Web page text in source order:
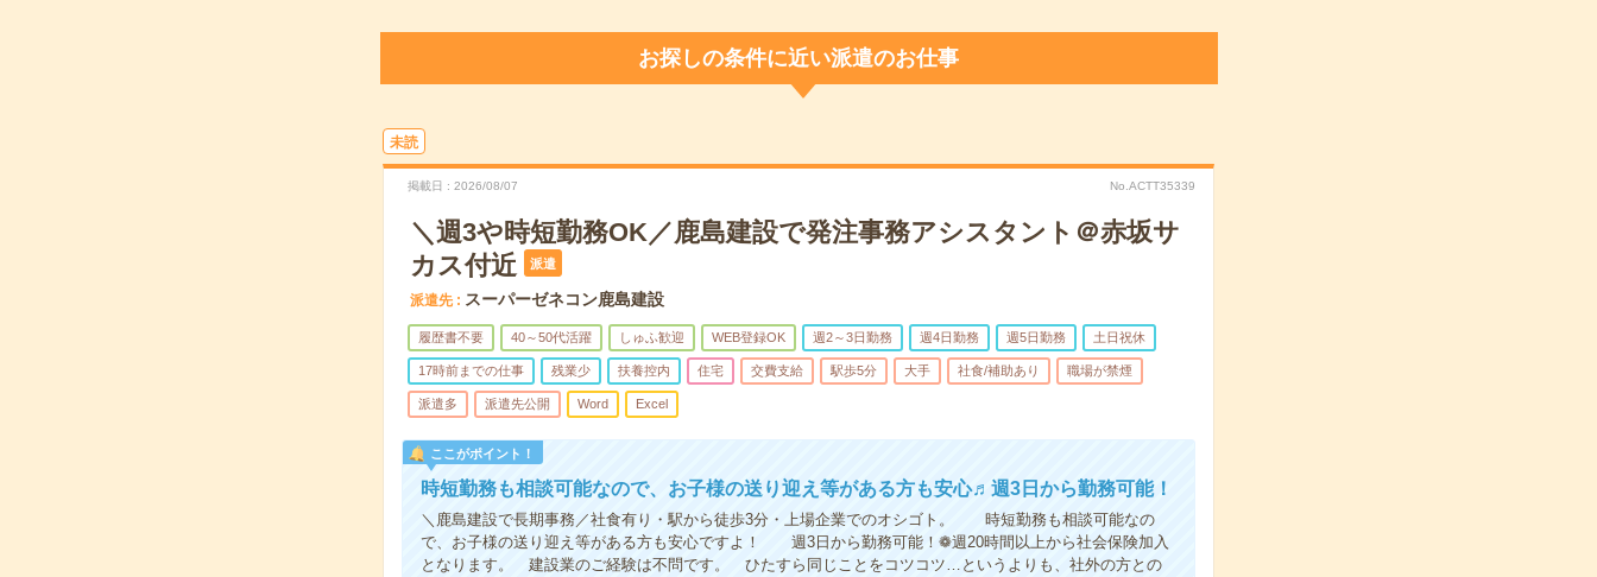
お探しの条件に近い派遣のお仕事
未読
掲載日 2026/08/07 No.ACTT35339
＼週3や時短勤務OK／鹿島建設で発注事務アシスタント＠赤坂サ
カス付近
派遣
派遣先 スーパーゼネコン鹿島建設
履歴書不要 40～50代活躍 しゅふ歓迎 WEB登録OK 週2～3日勤務 週4日勤務 週5日勤務 土日祝休
17時前までの仕事 残業少 扶養控内 住宅 交費支給 駅歩5分 大手 社食/補助あり 職場が禁煙
派遣多 派遣先公開 Word Excel
ここがポイント！
時短勤務も相談可能なので、お子様の送り迎え等がある方も安心♬週3日から勤務可能！
＼鹿島建設で長期事務／社食有り・駅から徒歩3分・上場企業でのオシゴト。 時短勤務も相談可能なの
で、お子様の送り迎え等がある方も安心ですよ！ 週3日から勤務可能！❁週20時間以上から社会保険加入
となります。 建設業のご経験は不問です。 ひたすら同じことをコツコツ…というよりも、社外の方との